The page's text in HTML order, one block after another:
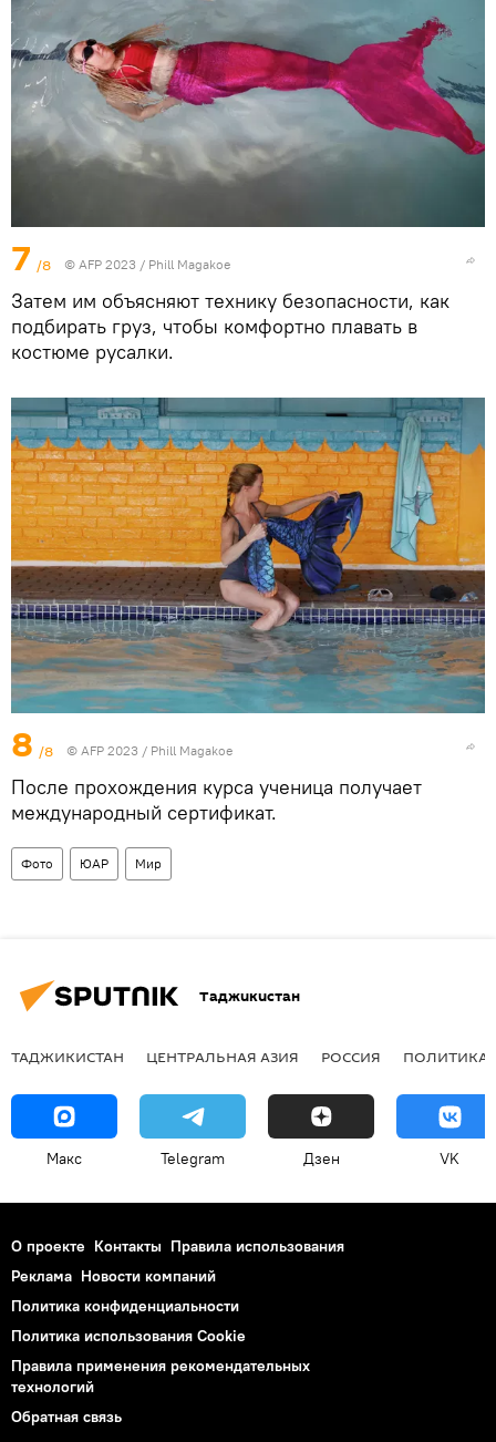
7 /8 © AFP 2023 / Phill Magakoe
Затем им объясняют технику безопасности, как
подбирать груз, чтобы комфортно плавать в
костюме русалки.
8 /8 © AFP 2023 / Phill Magakoe
После прохождения курса ученица получает
международный сертификат.
Фото ЮАР Мир
Таджикистан
ТАДЖИКИСТАН ЦЕНТРАЛЬНАЯ АЗИЯ РОССИЯ ПОЛИТИКА
Макс Telegram Дзен VK
О проекте Контакты Правила использования
Реклама Новости компаний
Политика конфиденциальности
Политика использования Cookie
Правила применения рекомендательных
технологий
Обратная связь